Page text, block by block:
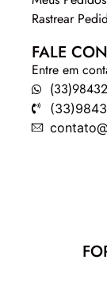
Rastrear
FALE
Entre em